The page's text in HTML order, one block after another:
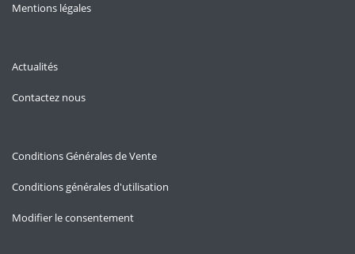
Mentions légales
Actualités
Contactez nous
Conditions Générales de Vente
Conditions générales d'utilisation
Modifier le consentement